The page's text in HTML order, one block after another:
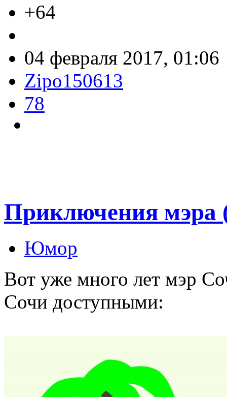
+64
04 февраля 2017, 01:06
Zipo150613
78
Приключения мэра
Юмор
Вот уже много лет мэр
Сочи доступными: